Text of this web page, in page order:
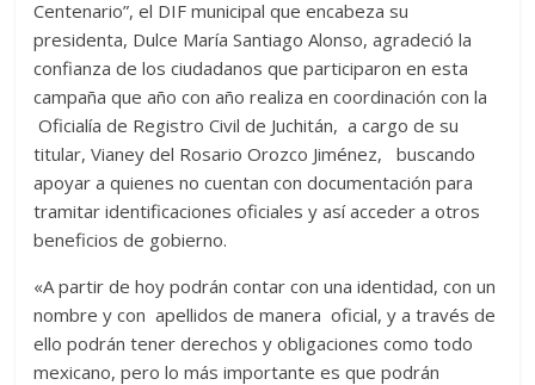
Centenario”, el DIF municipal que encabeza su
presidenta, Dulce María Santiago Alonso, agradeció la
confianza de los ciudadanos que participaron en esta
campaña que año con año realiza en coordinación con la
Oficialía de Registro Civil de Juchitán, a cargo de su
titular, Vianey del Rosario Orozco Jiménez, buscando
apoyar a quienes no cuentan con documentación para
tramitar identificaciones oficiales y así acceder a otros
beneficios de gobierno.
«A partir de hoy podrán contar con una identidad, con un
nombre y con apellidos de manera oficial, y a través de
ello podrán tener derechos y obligaciones como todo
mexicano, pero lo más importante es que podrán